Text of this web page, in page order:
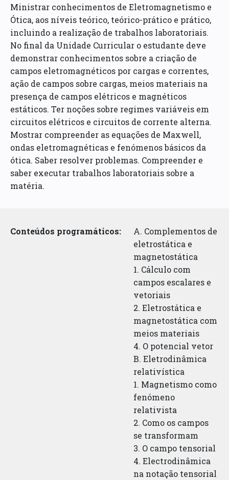
Ministrar conhecimentos de Eletromagnetismo e
Ótica, aos níveis teórico, teórico-prático e prático,
incluindo a realização de trabalhos laboratoriais.
No final da Unidade Curricular o estudante deve
demonstrar conhecimentos sobre a criação de
campos eletromagnéticos por cargas e correntes,
ação de campos sobre cargas, meios materiais na
presença de campos elétricos e magnéticos
estáticos. Ter noções sobre regimes variáveis em
circuitos elétricos e circuitos de corrente alterna.
Mostrar compreender as equações de Maxwell,
ondas eletromagnéticas e fenómenos básicos da
ótica. Saber resolver problemas. Compreender e
saber executar trabalhos laboratoriais sobre a
matéria.
Conteúdos programáticos:
A. Complementos de
eletrostática e
magnetostática
1. Cálculo com
campos escalares e
vetoriais
2. Eletrostática e
magnetostática com
meios materiais
4. O potencial vetor
B. Eletrodinâmica
relativística
1. Magnetismo como
fenómeno
relativista
2. Como os campos
se transformam
3. O campo tensorial
4. Electrodinâmica
na notação tensorial